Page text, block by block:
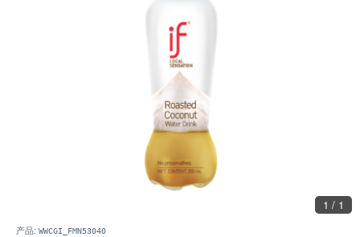
1 / 1
产品: WWCGI_FMN53040